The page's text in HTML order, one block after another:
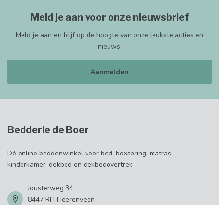
Meld je aan voor onze nieuwsbrief
Meld je aan en blijf op de hoogte van onze leukste acties en
nieuws.
Aanmelden
Bedderie de Boer
Dé online beddenwinkel voor bed, boxspring, matras,
kinderkamer, dekbed en dekbedovertrek.
Jousterweg 34
8447 RH Heerenveen